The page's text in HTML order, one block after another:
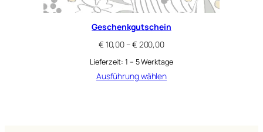
Geschenkgutschein
€ 10,00–€ 200,00
Lieferzeit:1 – 5 Werktage
Ausführung wählen